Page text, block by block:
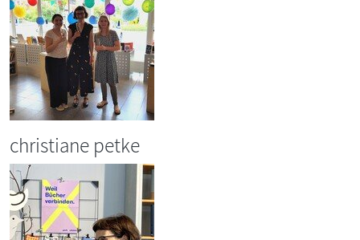
christiane petke